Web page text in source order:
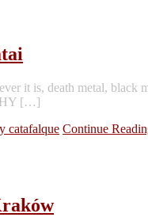
it is, death metal,
[…]
catafalque Continue